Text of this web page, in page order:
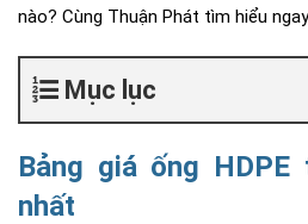
nào? Cùng Thuận Phát tìm hiểu ngay
Mục lục
Bảng giá ống
nhất